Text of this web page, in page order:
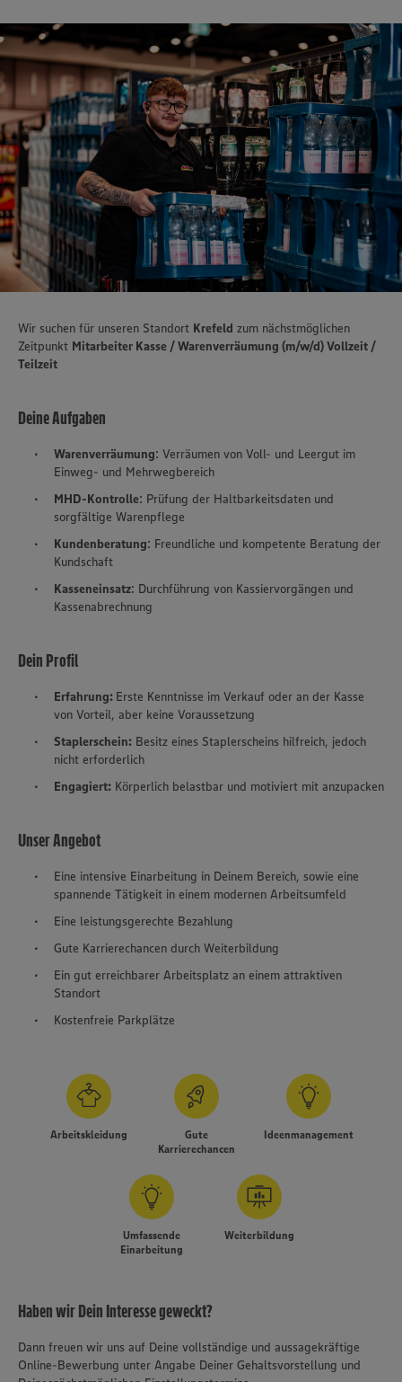
Wir suchen für unseren Standort Krefeld zum nächstmöglichen
Zeitpunkt Mitarbeiter Kasse / Warenverräumung (m/w/d) Vollzeit /
Teilzeit
Deine Aufgaben
Warenverräumung: Verräumen von Voll- und Leergut im
Einweg- und Mehrwegbereich
MHD-Kontrolle: Prüfung der Haltbarkeitsdaten und
sorgfältige Warenpflege
Kundenberatung: Freundliche und kompetente Beratung der
Kundschaft
Kasseneinsatz: Durchführung von Kassiervorgängen und
Kassenabrechnung
Dein Profil
Erfahrung: Erste Kenntnisse im Verkauf oder an der Kasse
von Vorteil, aber keine Voraussetzung
Staplerschein: Besitz eines Staplerscheins hilfreich, jedoch
nicht erforderlich
Engagiert: Körperlich belastbar und motiviert mit anzupacken
Unser Angebot
Eine intensive Einarbeitung in Deinem Bereich, sowie eine
spannende Tätigkeit in einem modernen Arbeitsumfeld
Eine leistungsgerechte Bezahlung
Gute Karrierechancen durch Weiterbildung
Ein gut erreichbarer Arbeitsplatz an einem attraktiven
Standort
Kostenfreie Parkplätze
Arbeitskleidung
Gute
Karrierechancen
Ideenmanagement
Umfassende
Einarbeitung
Weiterbildung
Haben wir Dein Interesse geweckt?
Dann freuen wir uns auf Deine vollständige und aussagekräftige
Online-Bewerbung unter Angabe Deiner Gehaltsvorstellung und